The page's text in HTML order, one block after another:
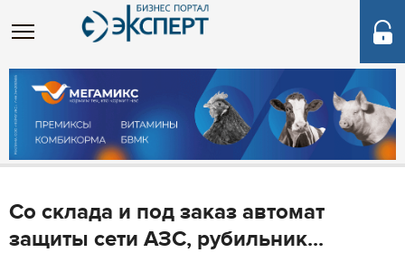
Со склада и под заказ автомат
защиты сети АЗС, рубильник...